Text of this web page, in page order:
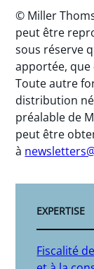
© Miller
peut être
sous réserve
apportée, que
Toute autre
distribution
préalable de
peut être
à
EXPERTISE
Fiscalité